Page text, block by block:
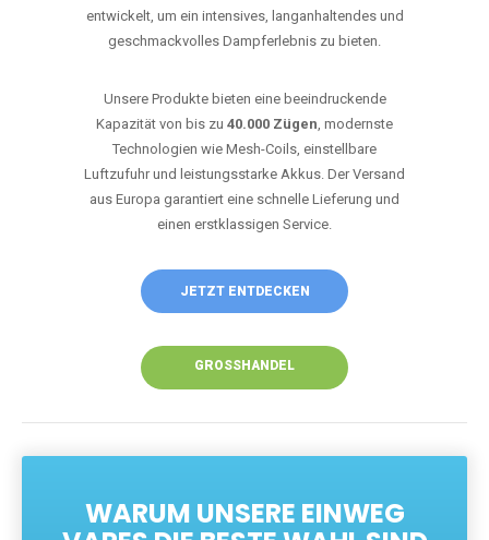
entwickelt, um ein intensives, langanhaltendes und
geschmackvolles Dampferlebnis zu bieten.
Unsere Produkte bieten eine beeindruckende
Kapazität von bis zu 40.000 Zügen, modernste
Technologien wie Mesh-Coils, einstellbare
Luftzufuhr und leistungsstarke Akkus. Der Versand
aus Europa garantiert eine schnelle Lieferung und
einen erstklassigen Service.
JETZT ENTDECKEN
GROSSHANDEL
WARUM UNSERE EINWEG